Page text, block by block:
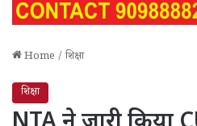
Home / शिक्षा
शिक्षा